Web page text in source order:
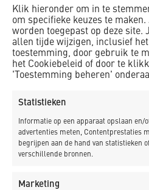
Klik hieronder om in te
om specifieke keuzes te
worden toegepast op deze
allen tijde wijzigen, inclusief
toestemming, door gebruik te
het Cookiebeleid of door te
'Toestemming beheren'
Statistieken
Informatie op een apparaat opslaan en/
advertenties meten, Contentprestaties
begrijpen aan de hand van statistieken
verschillende bronnen.
Marketing